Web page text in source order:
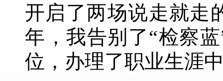
开启了两场说走就走
年，我告别了“检察
位，办理了职业生涯